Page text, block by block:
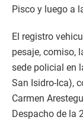
Pisco y luego a
El registro
pesaje, comiso,
sede policial en
San Isidro-Ica),
Carmen
Despacho de la